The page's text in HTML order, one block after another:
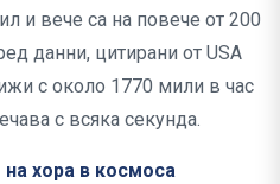
и вече са на повече от 200
данни, цитирани от USA
с около 1770 мили в час
с всяка секунда.
хора в космоса